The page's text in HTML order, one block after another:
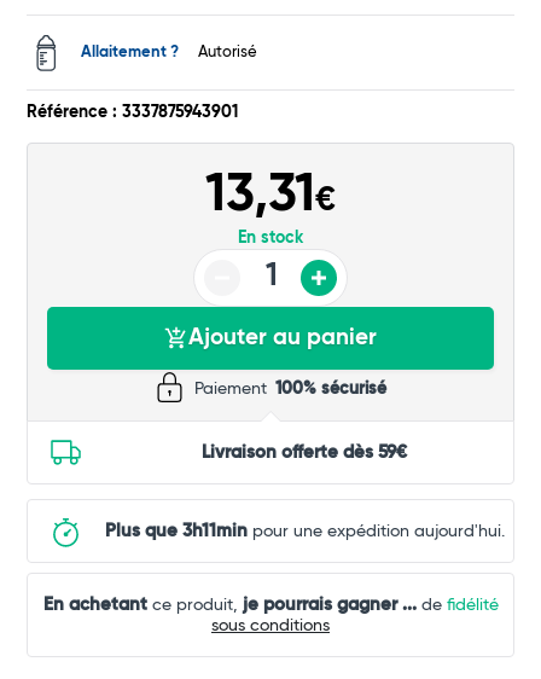
Commander
Allaitement ? Autorisé
Référence : 3337875943901
13,31€
En stock
Ajouter au panier
Paiement 100% sécurisé
Livraison offerte dès 59€
Plus que 3h11minpour une expédition aujourd'hui.
En achetantce produit, je pourrais gagner ...de fidélité
sous conditions